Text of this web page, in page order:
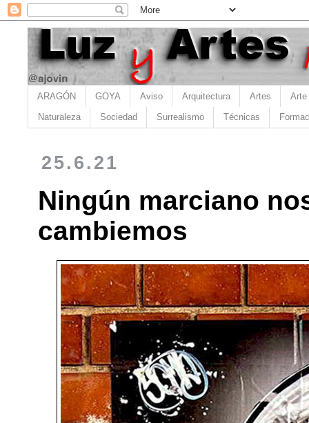
ARAGÓN GOYA Aviso Arquitectura Artes Arte
Naturaleza Sociedad Surrealismo Técnicas
25.6.21
Ningún marciano
cambiemos